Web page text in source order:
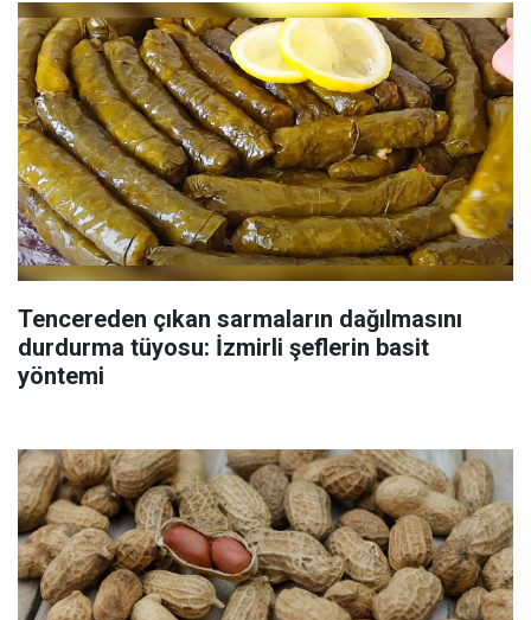
Tencereden çıkan sarmaların dağılmasını
durdurma tüyosu: İzmirli şeflerin basit
yöntemi